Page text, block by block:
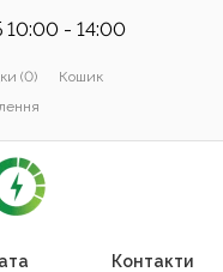
- 14:00
(0)
Кошик
Контакти